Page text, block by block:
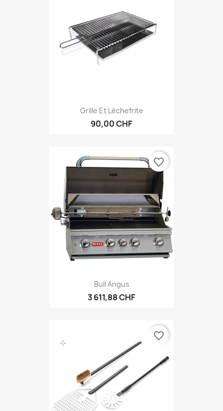
Grille Et Lèchefrite
90,00 CHF
Bull Angus
3 611,88 CHF
favorite_border
favorite_border